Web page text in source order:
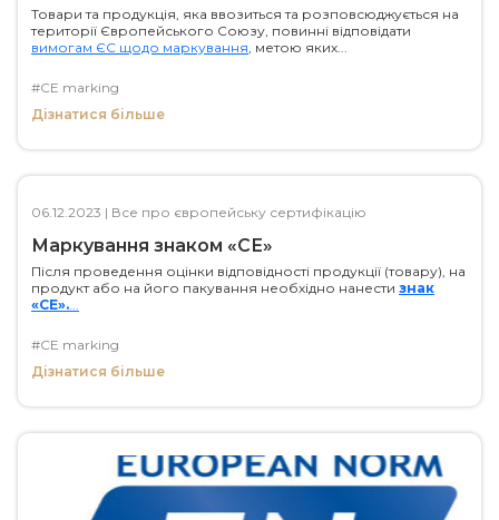
Товари та продукція, яка ввозиться та розповсюджується на
території Європейського Союзу, повинні відповідати
вимогам ЄС щодо маркування, метою яких...
#CE marking
Дізнатися більше
06.12.2023 | Все про європейську сертифікацію
Маркування знаком «СЕ»
Після проведення оцінки відповідності продукції (товару), на
продукт або на його пакування необхідно нанести знак
«СЕ»....
#CE marking
Дізнатися більше